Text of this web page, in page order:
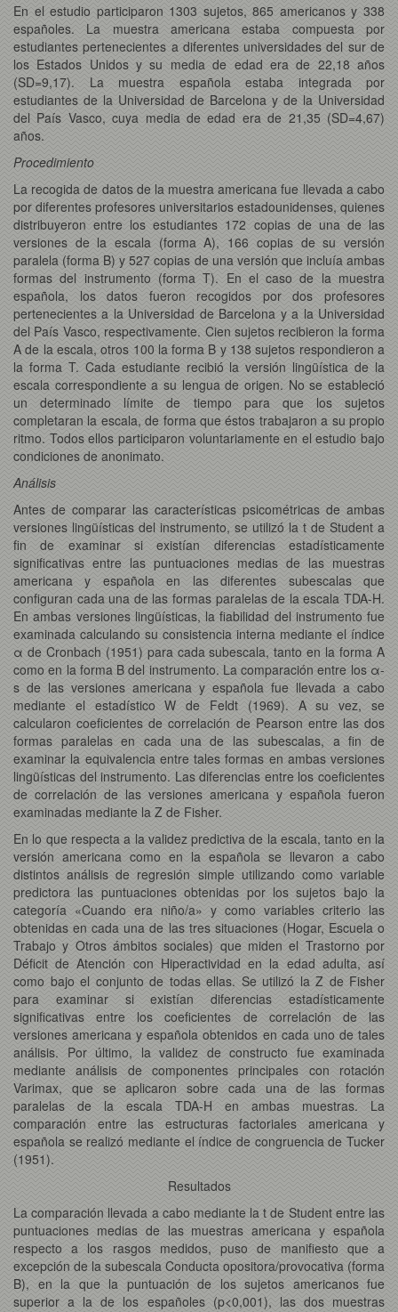
En el estudio participaron 1303 sujetos, 865 americanos y 338
españoles. La muestra americana estaba compuesta por
estudiantes pertenecientes a diferentes universidades del sur de
los Estados Unidos y su media de edad era de 22,18 años
(SD=9,17). La muestra española estaba integrada por
estudiantes de la Universidad de Barcelona y de la Universidad
del País Vasco, cuya media de edad era de 21,35 (SD=4,67)
años.
Procedimiento
La recogida de datos de la muestra americana fue llevada a cabo
por diferentes profesores universitarios estadounidenses, quienes
distribuyeron entre los estudiantes 172 copias de una de las
versiones de la escala (forma A), 166 copias de su versión
paralela (forma B) y 527 copias de una versión que incluía ambas
formas del instrumento (forma T). En el caso de la muestra
española, los datos fueron recogidos por dos profesores
pertenecientes a la Universidad de Barcelona y a la Universidad
del País Vasco, respectivamente. Cien sujetos recibieron la forma
A de la escala, otros 100 la forma B y 138 sujetos respondieron a
la forma T. Cada estudiante recibió la versión lingüística de la
escala correspondiente a su lengua de origen. No se estableció
un determinado límite de tiempo para que los sujetos
completaran la escala, de forma que éstos trabajaron a su propio
ritmo. Todos ellos participaron voluntariamente en el estudio bajo
condiciones de anonimato.
Análisis
Antes de comparar las características psicométricas de ambas
versiones lingüísticas del instrumento, se utilizó la t de Student a
fin de examinar si existían diferencias estadísticamente
significativas entre las puntuaciones medias de las muestras
americana y española en las diferentes subescalas que
configuran cada una de las formas paralelas de la escala TDA-H.
En ambas versiones lingüísticas, la fiabilidad del instrumento fue
examinada calculando su consistencia interna mediante el índice
α de Cronbach (1951) para cada subescala, tanto en la forma A
como en la forma B del instrumento. La comparación entre los α-
s de las versiones americana y española fue llevada a cabo
mediante el estadístico W de Feldt (1969). A su vez, se
calcularon coeficientes de correlación de Pearson entre las dos
formas paralelas en cada una de las subescalas, a fin de
examinar la equivalencia entre tales formas en ambas versiones
lingüísticas del instrumento. Las diferencias entre los coeficientes
de correlación de las versiones americana y española fueron
examinadas mediante la Z de Fisher.
En lo que respecta a la validez predictiva de la escala, tanto en la
versión americana como en la española se llevaron a cabo
distintos análisis de regresión simple utilizando como variable
predictora las puntuaciones obtenidas por los sujetos bajo la
categoría «Cuando era niño/a» y como variables criterio las
obtenidas en cada una de las tres situaciones (Hogar, Escuela o
Trabajo y Otros ámbitos sociales) que miden el Trastorno por
Déficit de Atención con Hiperactividad en la edad adulta, así
como bajo el conjunto de todas ellas. Se utilizó la Z de Fisher
para examinar si existían diferencias estadísticamente
significativas entre los coeficientes de correlación de las
versiones americana y española obtenidos en cada uno de tales
análisis. Por último, la validez de constructo fue examinada
mediante análisis de componentes principales con rotación
Varimax, que se aplicaron sobre cada una de las formas
paralelas de la escala TDA-H en ambas muestras. La
comparación entre las estructuras factoriales americana y
española se realizó mediante el índice de congruencia de Tucker
(1951).
Resultados
La comparación llevada a cabo mediante la t de Student entre las
puntuaciones medias de las muestras americana y española
respecto a los rasgos medidos, puso de manifiesto que a
excepción de la subescala Conducta opositora/provocativa (forma
B), en la que la puntuación de los sujetos americanos fue
superior a la de los españoles (p<0,001), las dos muestras